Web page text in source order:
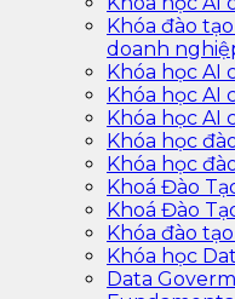
Khóa đào
doanh
Khóa học AI
Khóa học AI
Khóa học AI
Khóa học
Khóa học
Khoá Đào
Khoá Đào
Khóa đào
Khóa học
Data